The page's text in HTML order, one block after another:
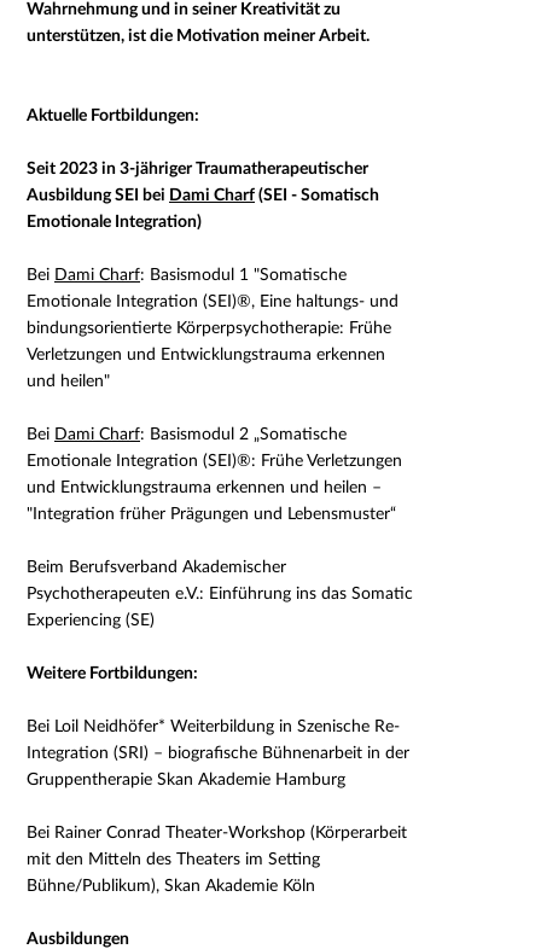
Wahrnehmung und in seiner Kreativität zu
unterstützen, ist die Motivation meiner Arbeit.
Aktuelle Fortbildungen:
Seit 2023 in 3-jähriger Traumatherapeutischer
Ausbildung SEI bei Dami Charf (SEI - Somatisch
Emotionale Integration)
Bei Dami Charf: Basismodul 1 "Somatische
Emotionale Integration (SEI)®, Eine haltungs- und
bindungsorientierte Körperpsychotherapie: Frühe
Verletzungen und Entwicklungstrauma erkennen
und heilen"
Bei Dami Charf: Basismodul 2 „Somatische
Emotionale Integration (SEI)®: Frühe Verletzungen
und Entwicklungstrauma erkennen und heilen –
"Integration früher Prägungen und Lebensmuster“
Beim Berufsverband Akademischer
Psychotherapeuten e.V.: Einführung ins das Somatic
Experiencing (SE)
Weitere Fortbildungen:
Bei Loil Neidhöfer* Weiterbildung in Szenische Re-
Integration (SRI) – biografische Bühnenarbeit in der
Gruppentherapie Skan Akademie Hamburg
Bei Rainer Conrad Theater-Workshop (Körperarbeit
mit den Mitteln des Theaters im Setting
Bühne/Publikum), Skan Akademie Köln
Ausbildungen